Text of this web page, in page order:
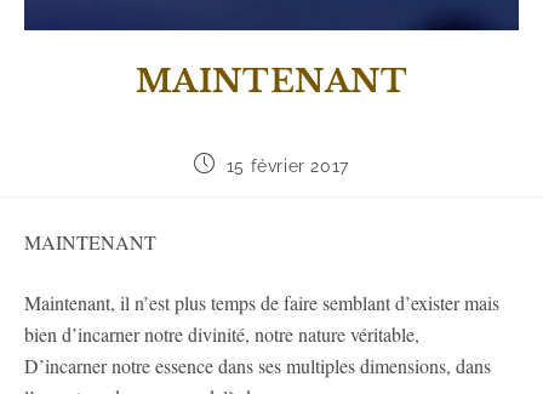
MAINTENANT
15 février 2017
MAINTENANT
Maintenant, il n’est plus temps de faire semblant d’exister mais
bien d’incarner notre divinité, notre nature véritable,
D’incarner notre essence dans ses multiples dimensions, dans